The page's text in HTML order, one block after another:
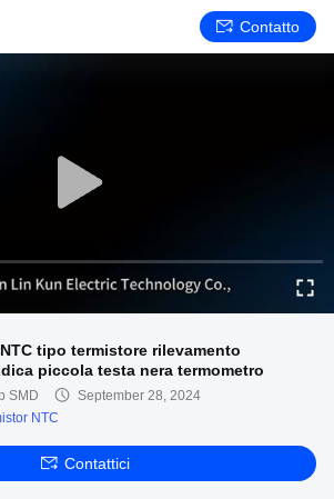
Contatto
NTC tipo termistore rilevamento
piccola testa nera termometro
SMD
September 28, 2024
NTC
Contattici